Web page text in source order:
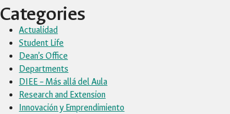
Categories
Actualidad
Student Life
Dean’s Office
Departments
DIEE – Más allá del Aula
Research and Extension
Innovación y Emprendimiento